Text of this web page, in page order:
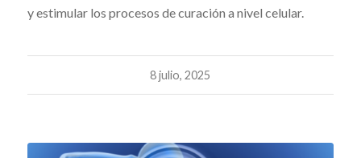
y estimular los procesos de curación a nivel celular.
8 julio, 2025